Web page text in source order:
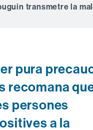
transmetre la
pura
recomana
persones
a la